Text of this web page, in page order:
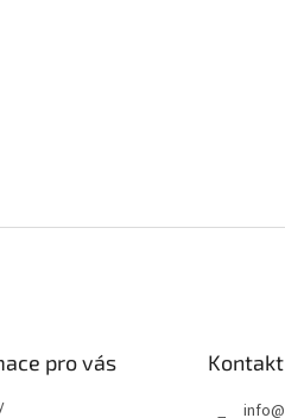
pro vás Kontakt
info@